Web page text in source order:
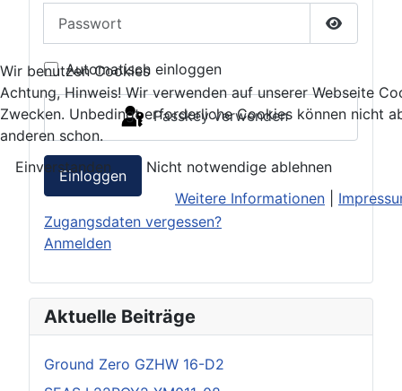
Passwort
Automatisch einloggen
Passkey verwenden
Einloggen
Zugangsdaten vergessen?
Anmelden
Aktuelle Beiträge
Ground Zero GZHW 16-D2
Wir benutzen Cookies
Achtung, Hinweis! Wir verwenden auf unserer Webseite
Zwecken. Unbedingt erforderliche Cookies können nicht
anderen schon.
Einverstanden
Nicht notwendige ablehnen
Weitere Informationen